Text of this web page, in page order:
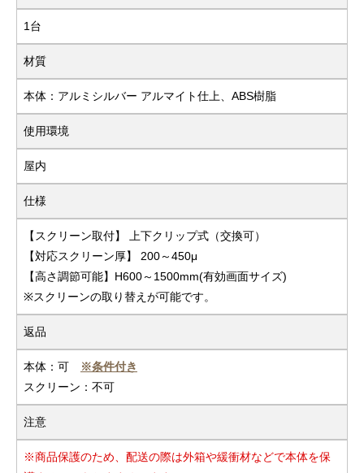
1台
材質
本体：アルミシルバー アルマイト仕上、ABS樹脂
使用環境
屋内
仕様
【スクリーン取付】 上下クリップ式（交換可）
【対応スクリーン厚】 200～450μ
【高さ調節可能】H600～1500mm(有効画面サイズ)
※スクリーンの取り替えが可能です。
返品
本体：可
※条件付き
スクリーン：不可
注意
※商品保護のため、配送の際は外箱や緩衝材などで本体を保